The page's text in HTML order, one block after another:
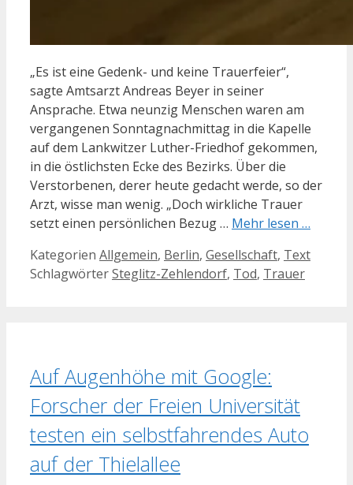
„Es ist eine Gedenk- und keine Trauerfeier“,
sagte Amtsarzt Andreas Beyer in seiner
Ansprache. Etwa neunzig Menschen waren am
vergangenen Sonntagnachmittag in die Kapelle
auf dem Lankwitzer Luther-Friedhof gekommen,
in die östlichsten Ecke des Bezirks. Über die
Verstorbenen, derer heute gedacht werde, so der
Arzt, wisse man wenig. „Doch wirkliche Trauer
setzt einen persönlichen Bezug … Mehr lesen …
Kategorien Allgemein, Berlin, Gesellschaft, Text
SchlagwörterSteglitz-Zehlendorf, Tod, Trauer
Auf Augenhöhe mit Google:
Forscher der Freien Universität
testen ein selbstfahrendes Auto
auf der Thielallee